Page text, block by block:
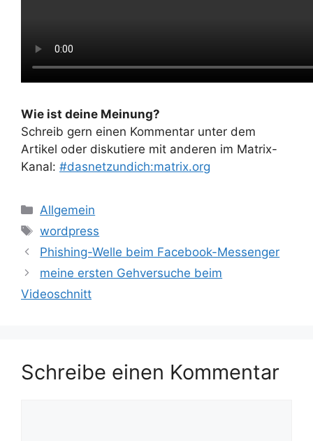
Wie ist deine Meinung?
Schreib gern einen Kommentar unter dem
Artikel oder diskutiere mit anderen im Matrix-
Kanal: #dasnetzundich:matrix.org
Kategorien
Allgemein
Schlagwörter
wordpress
Phishing-Welle beim Facebook-Messenger
meine ersten Gehversuche beim
Videoschnitt
Schreibe einen Kommentar